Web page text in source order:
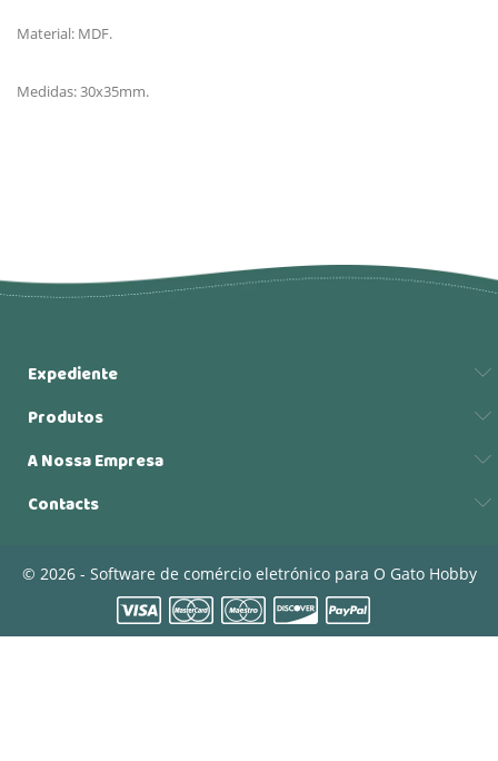
Material: MDF.
Medidas: 30x35mm.
Expediente
Produtos
A Nossa Empresa
Contacts
© 2026 - Software de comércio eletrónico para O Gato Hobby